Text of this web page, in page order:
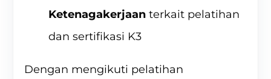
Ketenagakerjaanterkait pelatihan
dan sertifikasi K3
Dengan mengikuti pelatihan